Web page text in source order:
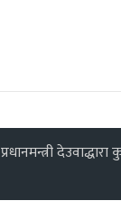
प्रधानमन्त्री